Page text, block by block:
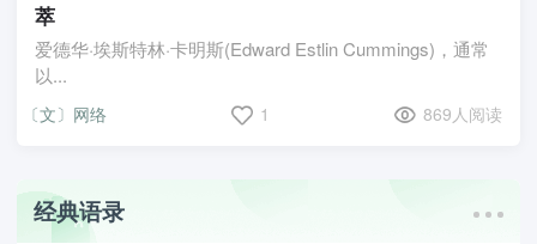
萃
爱德华·埃斯特林·卡明斯(Edward Estlin Cummings)，通常
以...
〔文〕网络 1 869人阅读
经典语录